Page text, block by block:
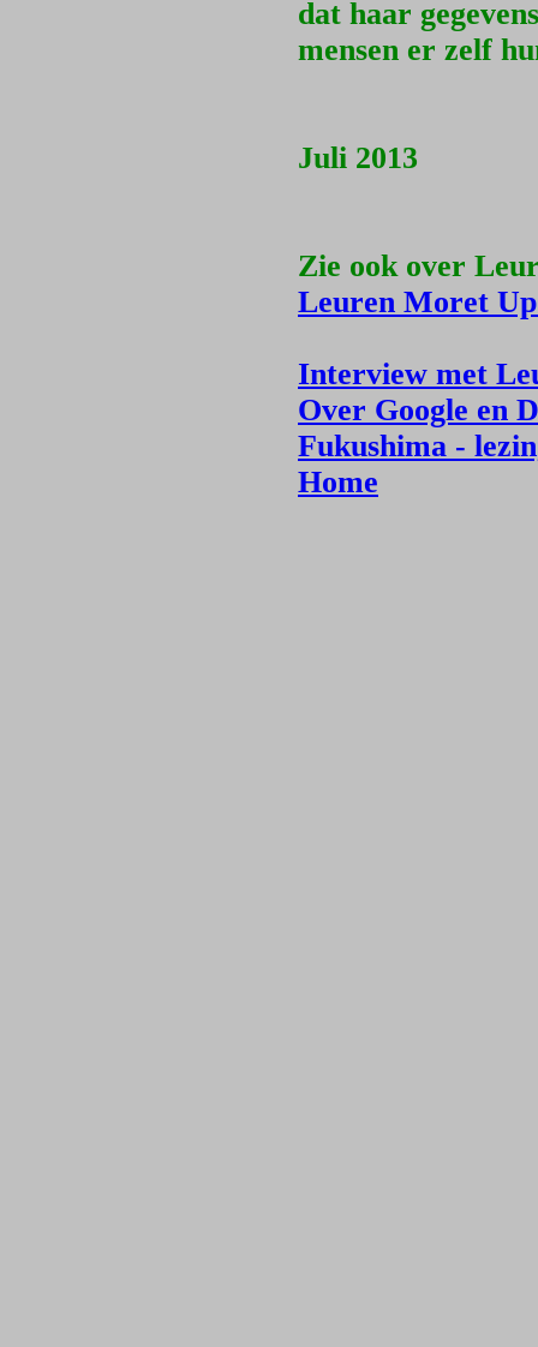
dat haar
mensen er zelf
Juli 2013
Zie ook over
Leuren Moret
Interview met
Over Google en
Fukushima -
Home